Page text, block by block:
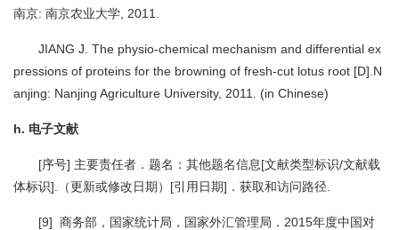
南京: 南京农业大学, 2011.
JIANG J. The physio-chemical mechanism and differential ex
pr‍essions of proteins for the browning of fresh-cut lotus root [D].N
anjing: Nanjing Agriculture University, 2011. (in Chinese)
h. 电子文献
[序号] 主要责任者．题名：其他题名信息[文献类型标识/文献载
体标识].（更新或修改日期）[引用日期]．获取和访问路径.
[9] 商务部，国家统计局，国家外汇管理局．2015年度中国对